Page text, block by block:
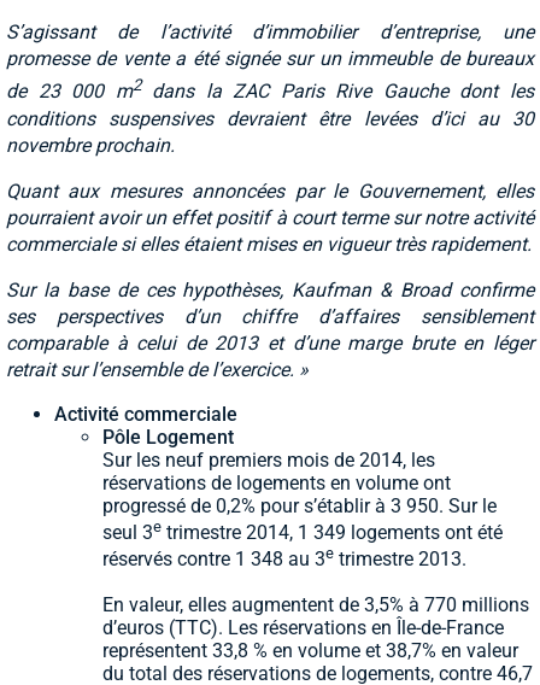
S’agissant de l’activité d’immobilier d’entreprise, une
promesse de vente a été signée sur un immeuble de bureaux
de 23 000 m2dans la ZAC Paris Rive Gauche dont les
conditions suspensives devraient être levées d’ici au 30
novembre prochain.
Quant aux mesures annoncées par le Gouvernement, elles
pourraient avoir un effet positif à court terme sur notre activité
commerciale si elles étaient mises en vigueur très rapidement.
Sur la base de ces hypothèses, Kaufman & Broad confirme
ses perspectives d’un chiffre d’affaires sensiblement
comparable à celui de 2013 et d’une marge brute en léger
retrait sur l’ensemble de l’exercice. »
Activité commerciale
Pôle Logement
Sur les neuf premiers mois de 2014, les
réservations de logements en volume ont
progressé de 0,2% pour s’établir à 3 950. Sur le
seul 3e trimestre 2014, 1 349 logements ont été
réservés contre 1 348 au 3e trimestre 2013.
En valeur, elles augmentent de 3,5% à 770 millions
d’euros (TTC). Les réservations en Île-de-France
représentent 33,8 % en volume et 38,7% en valeur
du total des réservations de logements, contre 46,7